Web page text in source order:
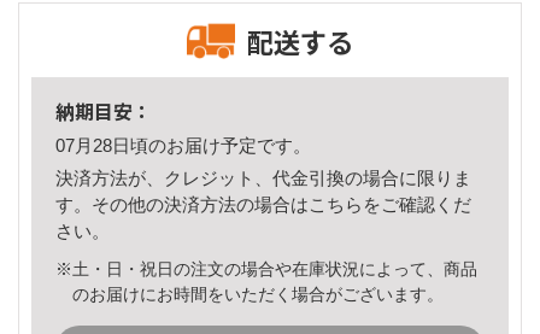
配送する
納期目安：
07月28日頃のお届け予定です。
決済方法が、クレジット、代金引換の場合に限りま
す。その他の決済方法の場合はこちら をご確認くだ
さい。
※土・日・祝日の注文の場合や在庫状況によって、商品
のお届けにお時間をいただく場合がございます。